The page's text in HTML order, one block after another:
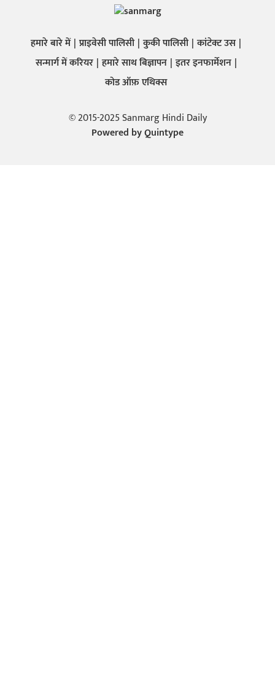
हमारे बारे में प्राइवेसी पालिसी कुकी पालिसी कांटेक्ट उस
सन्मार्ग में करियर हमारे साथ बिज्ञापन इतर इनफार्मेशन
कोड ऑफ़ एथिक्स
© 2015-2025 Sanmarg Hindi Daily
Powered byQuintype